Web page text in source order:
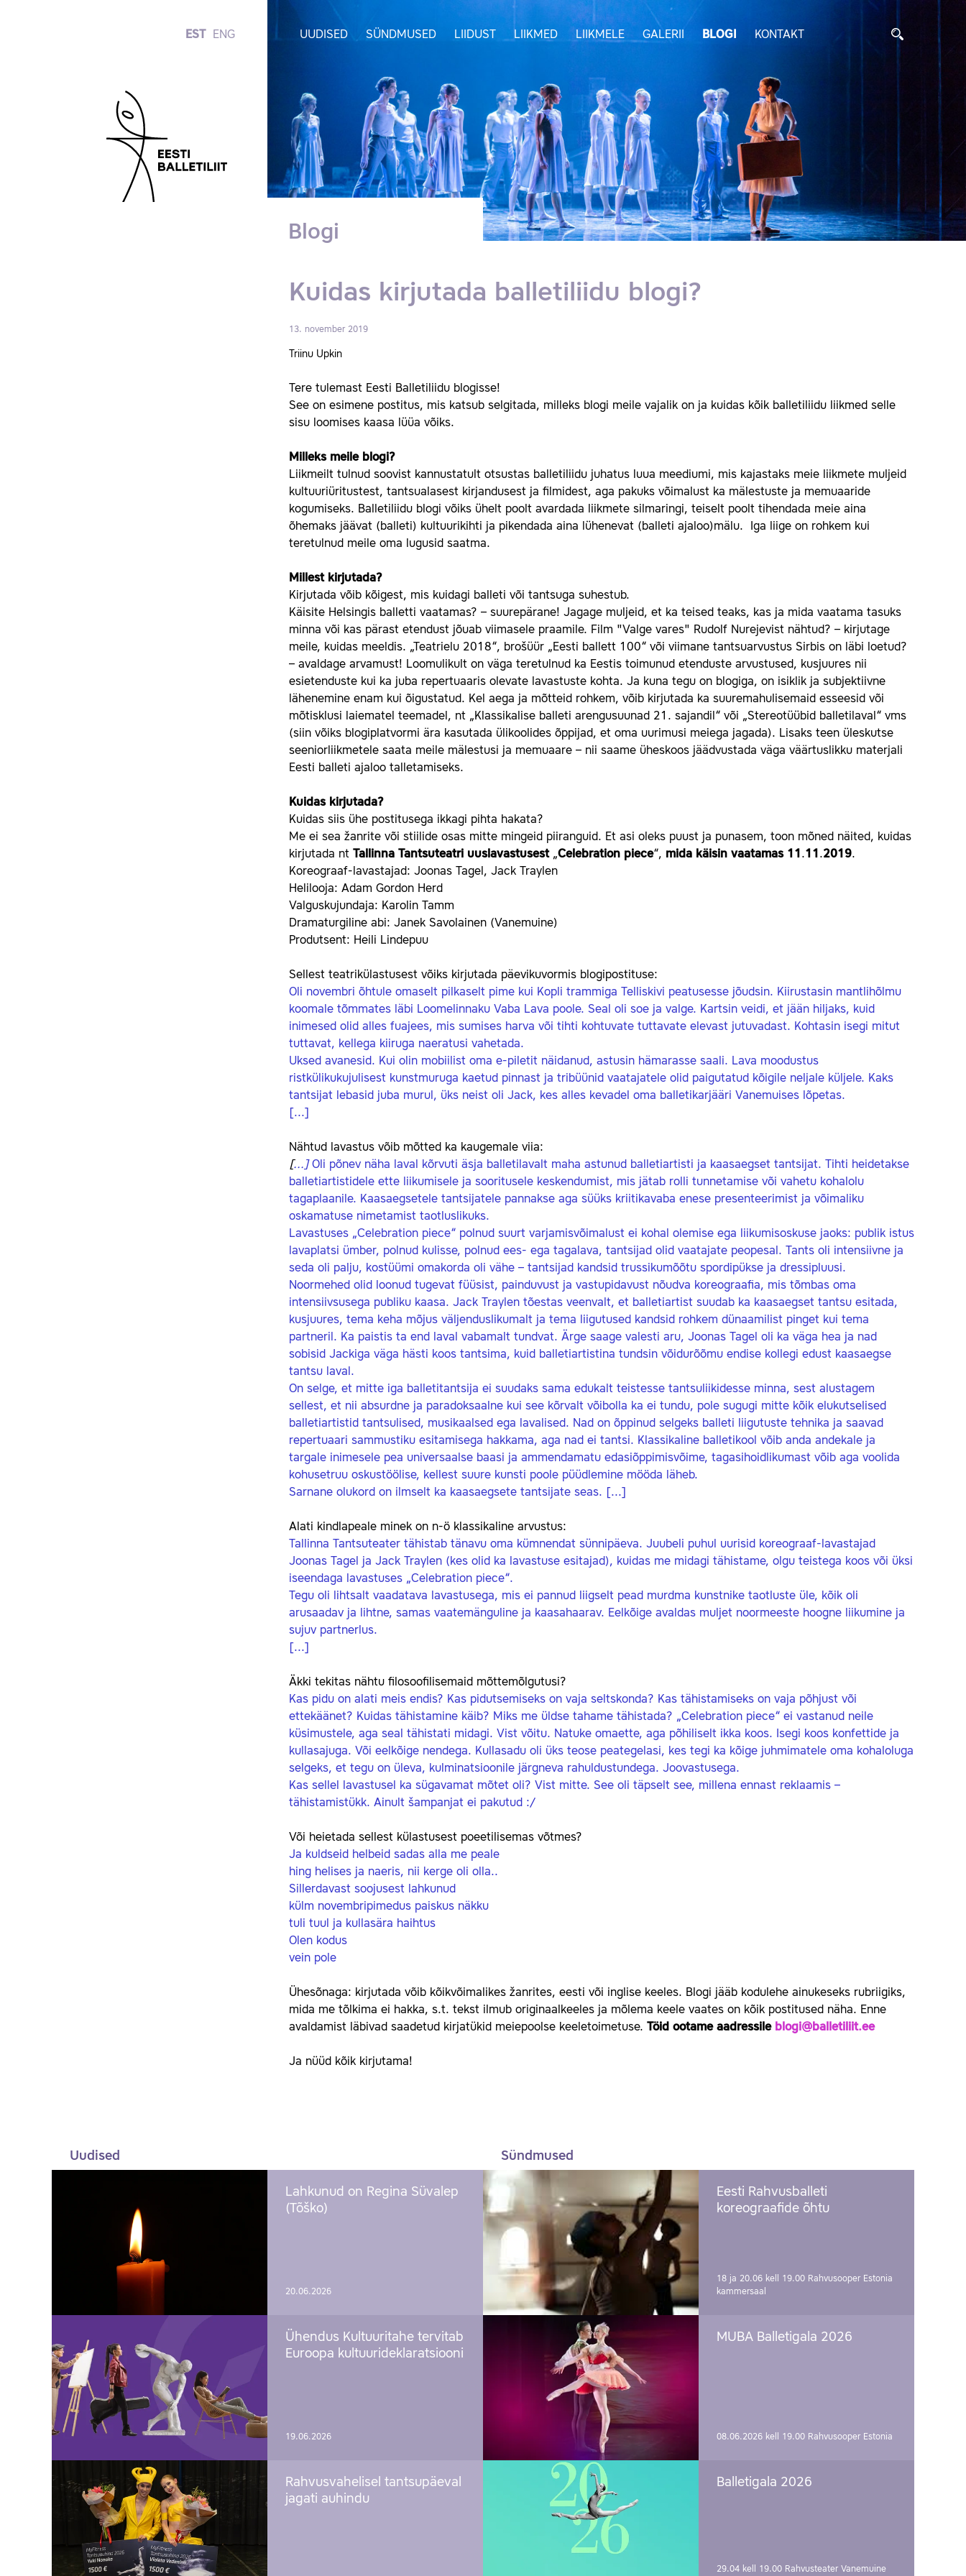
EST ENG UUDISED SÜNDMUSED LIIDUST LIIKMED LIIKMELE GALERII BLOGI KONTAKT
Blogi
Kuidas kirjutada balletiliidu blogi?
13. november 2019
Triinu Upkin
Tere tulemast Eesti Balletiliidu blogisse!
See on esimene postitus, mis katsub selgitada, milleks blogi meile vajalik on ja kuidas kõik balletiliidu liikmed selle
sisu loomises kaasa lüüa võiks.
Milleks meile blogi?
Liikmeilt tulnud soovist kannustatult otsustas balletiliidu juhatus luua meediumi, mis kajastaks meie liikmete muljeid
kultuuriüritustest, tantsualasest kirjandusest ja filmidest, aga pakuks võimalust ka mälestuste ja memuaaride
kogumiseks. Balletiliidu blogi võiks ühelt poolt avardada liikmete silmaringi, teiselt poolt tihendada meie aina
õhemaks jäävat (balleti) kultuurikihti ja pikendada aina lühenevat (balleti ajaloo)mälu. Iga liige on rohkem kui
teretulnud meile oma lugusid saatma.
Millest kirjutada?
Kirjutada võib kõigest, mis kuidagi balleti või tantsuga suhestub.
Käisite Helsingis balletti vaatamas? – suurepärane! Jagage muljeid, et ka teised teaks, kas ja mida vaatama tasuks
minna või kas pärast etendust jõuab viimasele praamile. Film "Valge vares" Rudolf Nurejevist nähtud? – kirjutage
meile, kuidas meeldis. „Teatrielu 2018“, brošüür „Eesti ballett 100“ või viimane tantsuarvustus Sirbis on läbi loetud?
– avaldage arvamust! Loomulikult on väga teretulnud ka Eestis toimunud etenduste arvustused, kusjuures nii
esietenduste kui ka juba repertuaaris olevate lavastuste kohta. Ja kuna tegu on blogiga, on isiklik ja subjektiivne
lähenemine enam kui õigustatud. Kel aega ja mõtteid rohkem, võib kirjutada ka suuremahulisemaid esseesid või
mõtisklusi laiematel teemadel, nt „Klassikalise balleti arengusuunad 21. sajandil“ või „Stereotüübid balletilaval“ vms
(siin võiks blogiplatvormi ära kasutada ülikoolides õppijad, et oma uurimusi meiega jagada). Lisaks teen üleskutse
seeniorliikmetele saata meile mälestusi ja memuaare – nii saame üheskoos jäädvustada väga väärtuslikku materjali
Eesti balleti ajaloo talletamiseks.
Kuidas kirjutada?
Kuidas siis ühe postitusega ikkagi pihta hakata?
Me ei sea žanrite või stiilide osas mitte mingeid piiranguid. Et asi oleks puust ja punasem, toon mõned näited, kuidas
kirjutada nt
Tallinna Tantsuteatri uuslavastusest„Celebration piece“, mida käisin vaatamas 11 .11 .2019.
Koreograaf-lavastajad: Joonas Tagel, Jack Traylen
Helilooja: Adam Gordon Herd
Valguskujundaja: Karolin Tamm
Dramaturgiline abi: Janek Savolainen (Vanemuine)
Produtsent: Heili Lindepuu
Sellest teatrikülastusest võiks kirjutada päevikuvormis blogipostituse:
Oli novembri õhtule omaselt pilkaselt pime kui Kopli trammiga Telliskivi peatusesse jõudsin. Kiirustasin mantlihõlmu
koomale tõmmates läbi Loomelinnaku Vaba Lava poole. Seal oli soe ja valge. Kartsin veidi, et jään hiljaks, kuid
inimesed olid alles fuajees, mis sumises harva või tihti kohtuvate tuttavate elevast jutuvadast. Kohtasin isegi mitut
tuttavat, kellega kiiruga naeratusi vahetada.
Uksed avanesid. Kui olin mobiilist oma e-piletit näidanud, astusin hämarasse saali. Lava moodustus
ristkülikukujulisest kunstmuruga kaetud pinnast ja tribüünid vaatajatele olid paigutatud kõigile neljale küljele. Kaks
tantsijat lebasid juba murul, üks neist oli Jack, kes alles kevadel oma balletikarjääri Vanemuises lõpetas.
[...]
Nähtud lavastus võib mõtted ka kaugemale viia:
[... ]Oli põnev näha laval kõrvuti äsja balletilavalt maha astunud balletiartisti ja kaasaegset tantsijat. Tihti heidetakse
balletiartistidele ette liikumisele ja sooritusele keskendumist, mis jätab rolli tunnetamise või vahetu kohalolu
tagaplaanile. Kaasaegsetele tantsijatele pannakse aga süüks kriitikavaba enese presenteerimist ja võimaliku
oskamatuse nimetamist taotluslikuks.
Lavastuses „Celebration piece“ polnud suurt varjamisvõimalust ei kohal olemise ega liikumisoskuse jaoks: publik istus
lavaplatsi ümber, polnud kulisse, polnud ees- ega tagalava, tantsijad olid vaatajate peopesal. Tants oli intensiivne ja
seda oli palju, kostüümi omakorda oli vähe – tantsijad kandsid trussikumõõtu spordipükse ja dressipluusi.
Noormehed olid loonud tugevat füüsist, painduvust ja vastupidavust nõudva koreograafia, mis tõmbas oma
intensiivsusega publiku kaasa. Jack Traylen tõestas veenvalt, et balletiartist suudab ka kaasaegset tantsu esitada,
kusjuures, tema keha mõjus väljenduslikumalt ja tema liigutused kandsid rohkem dünaamilist pinget kui tema
partneril. Ka paistis ta end laval vabamalt tundvat. Ärge saage valesti aru, Joonas Tagel oli ka väga hea ja nad
sobisid Jackiga väga hästi koos tantsima, kuid balletiartistina tundsin võidurõõmu endise kollegi edust kaasaegse
tantsu laval.
On selge, et mitte iga balletitantsija ei suudaks sama edukalt teistesse tantsuliikidesse minna, sest alustagem
sellest, et nii absurdne ja paradoksaalne kui see kõrvalt võibolla ka ei tundu, pole sugugi mitte kõik elukutselised
balletiartistid tantsulised, musikaalsed ega lavalised. Nad on õppinud selgeks balleti liigutuste tehnika ja saavad
repertuaari sammustiku esitamisega hakkama, aga nad ei tantsi. Klassikaline balletikool võib anda andekale ja
targale inimesele pea universaalse baasi ja ammendamatu edasiõppimisvõime, tagasihoidlikumast võib aga voolida
kohusetruu oskustöölise, kellest suure kunsti poole püüdlemine mööda läheb.
Sarnane olukord on ilmselt ka kaasaegsete tantsijate seas. [...]
Alati kindlapeale minek on n-ö klassikaline arvustus:
Tallinna Tantsuteater tähistab tänavu oma kümnendat sünnipäeva. Juubeli puhul uurisid koreograaf-lavastajad
Joonas Tagel ja Jack Traylen (kes olid ka lavastuse esitajad), kuidas me midagi tähistame, olgu teistega koos või üksi
iseendaga lavastuses „Celebration piece“.
Tegu oli lihtsalt vaadatava lavastusega, mis ei pannud liigselt pead murdma kunstnike taotluste üle, kõik oli
arusaadav ja lihtne, samas vaatemänguline ja kaasahaarav. Eelkõige avaldas muljet noormeeste hoogne liikumine ja
sujuv partnerlus.
[...]
Äkki tekitas nähtu filosoofilisemaid mõttemõlgutusi?
Kas pidu on alati meis endis? Kas pidutsemiseks on vaja seltskonda? Kas tähistamiseks on vaja põhjust või
ettekäänet? Kuidas tähistamine käib? Miks me üldse tahame tähistada? „Celebration piece“ ei vastanud neile
küsimustele, aga seal tähistati midagi. Vist võitu. Natuke omaette, aga põhiliselt ikka koos. Isegi koos konfettide ja
kullasajuga. Või eelkõige nendega. Kullasadu oli üks teose peategelasi, kes tegi ka kõige juhmimatele oma kohaloluga
selgeks, et tegu on üleva, kulminatsioonile järgneva rahuldustundega. Joovastusega.
Kas sellel lavastusel ka sügavamat mõtet oli? Vist mitte. See oli täpselt see, millena ennast reklaamis –
tähistamistükk. Ainult šampanjat ei pakutud :/
Või heietada sellest külastusest poeetilisemas võtmes?
Ja kuldseid helbeid sadas alla me peale
hing helises ja naeris, nii kerge oli olla..
Sillerdavast soojusest lahkunud
külm novembripimedus paiskus näkku
tuli tuul ja kullasära haihtus
Olen kodus
vein pole
Ühesõnaga: kirjutada võib kõikvõimalikes žanrites, eesti või inglise keeles. Blogi jääb kodulehe ainukeseks rubriigiks,
mida me tõlkima ei hakka, s.t. tekst ilmub originaalkeeles ja mõlema keele vaates on kõik postitused näha. Enne
avaldamist läbivad saadetud kirjatükid meiepoolse keeletoimetuse.
Töid ootame aadressile blogi@balletiliit.ee
Ja nüüd kõik kirjutama!
Uudised
Lahkunud on Regina Süvalep
(Tõško)
20.06.2026
Ühendus Kultuuritahe tervitab
Euroopa kultuurideklaratsiooni
19.06.2026
Rahvusvahelisel tantsupäeval
jagati auhindu
Sündmused
Eesti Rahvusballeti
koreograafide õhtu
18 ja 20.06 kell 19.00 Rahvusooper Estonia
kammersaal
MUBA Balletigala 2026
08.06.2026 kell 19.00 Rahvusooper Estonia
Balletigala 2026
29.04 kell 19.00 Rahvusteater Vanemuine